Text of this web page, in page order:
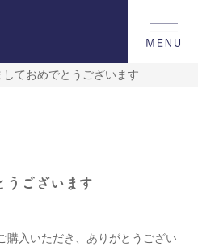
しておめでとうございます
うございます
購入いただき、ありがとうござい